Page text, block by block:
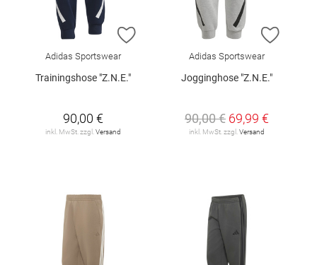
ZUR WUNSCHLISTE HINZUFÜGEN
Adidas Sportswear
Trainingshose "Z.N.E."
90,00 €
inkl. MwSt. zzgl. Versand
ZUR
Adidas Sportswear
Jogginghose "Z.N.E."
90,00 € 69,99 €
inkl. MwSt. zzgl. Versand